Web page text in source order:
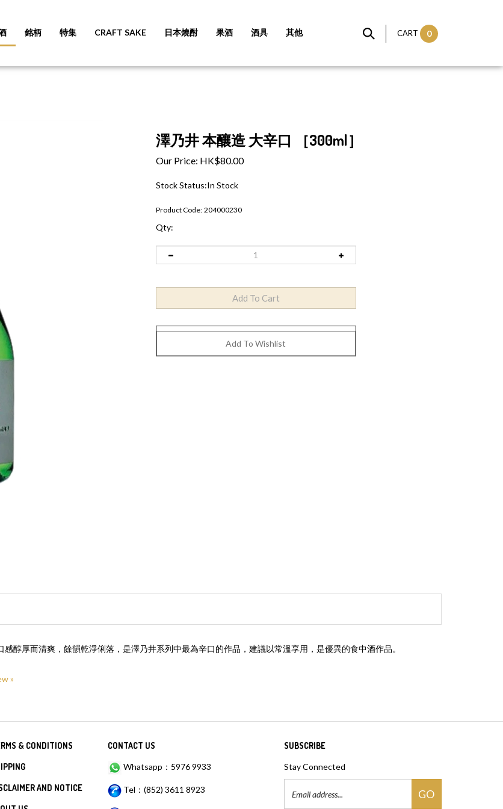
銘柄 特集 CRAFT SAKE 日本燒酎 果酒 酒具 其他 CART 0
澤乃井 本釀造 大辛口 ［300ml］
Our Price: HK$80.00
Stock Status:In Stock
Product Code: 204000230
Qty:
醇厚而清爽，餘韻乾淨俐落，是澤乃井系列中最為辛口的作品，建議以常溫享用，是優異的食中酒作品。
»
& CONDITIONS
AND NOTICE
CONTACT US
Whatsapp：5976 9933
Tel：(852) 3611 8923
SUBSCRIBE
Stay Connected
Address
GO